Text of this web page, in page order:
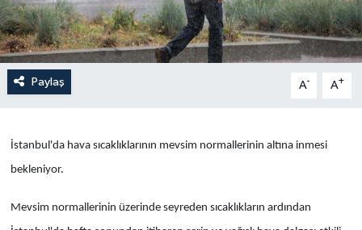
Paylaş A- A+
İstanbul'da hava sıcaklıklarının mevsim normallerinin altına inmesi
bekleniyor.
Mevsim normallerinin üzerinde seyreden sıcaklıkların ardından
Dünya
Eği̇ti̇m